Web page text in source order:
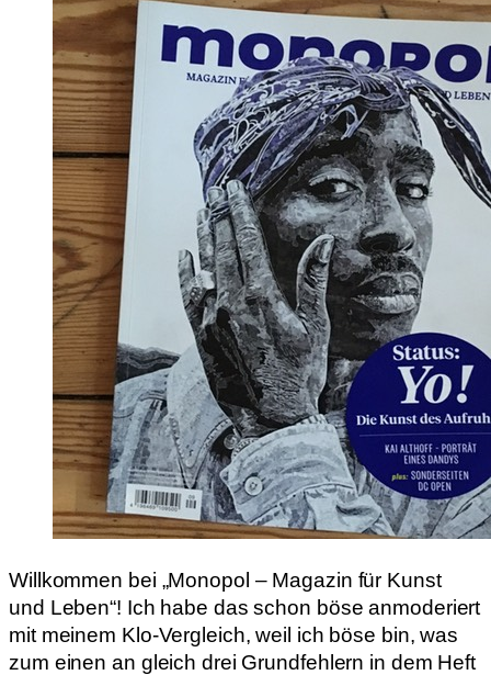
Willkommen bei „Monopol – Magazin für Kunst
und Leben“! Ich habe das schon böse anmoderiert
mit meinem Klo-Vergleich, weil ich böse bin, was
zum einen an gleich drei Grundfehlern in dem Heft